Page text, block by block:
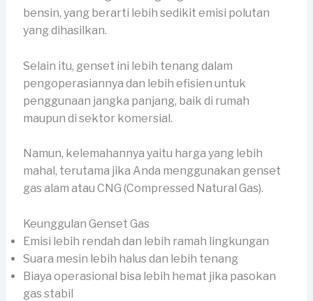
bensin, yang berarti lebih sedikit emisi polutan
yang dihasilkan.
Selain itu, genset ini lebih tenang dalam
pengoperasiannya dan lebih efisien untuk
penggunaan jangka panjang, baik di rumah
maupun di sektor komersial.
Namun, kelemahannya yaitu harga yang lebih
mahal, terutama jika Anda menggunakan genset
gas alam atau CNG (Compressed Natural Gas).
Keunggulan Genset Gas
Emisi lebih rendah dan lebih ramah lingkungan
Suara mesin lebih halus dan lebih tenang
Biaya operasional bisa lebih hemat jika pasokan
gas stabil